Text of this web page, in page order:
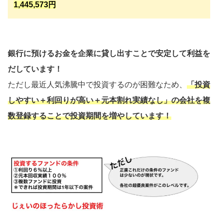
1,445,573円
銀行に預けるお金を企業に貸し出すことで安定して利益を
だしています！
ただし最近人気沸騰中で投資するのが困難なため、 「投資
しやすい＋利回りが高い＋元本割れ実績なし」の会社を複
数登録することで投資期間を増やしています！